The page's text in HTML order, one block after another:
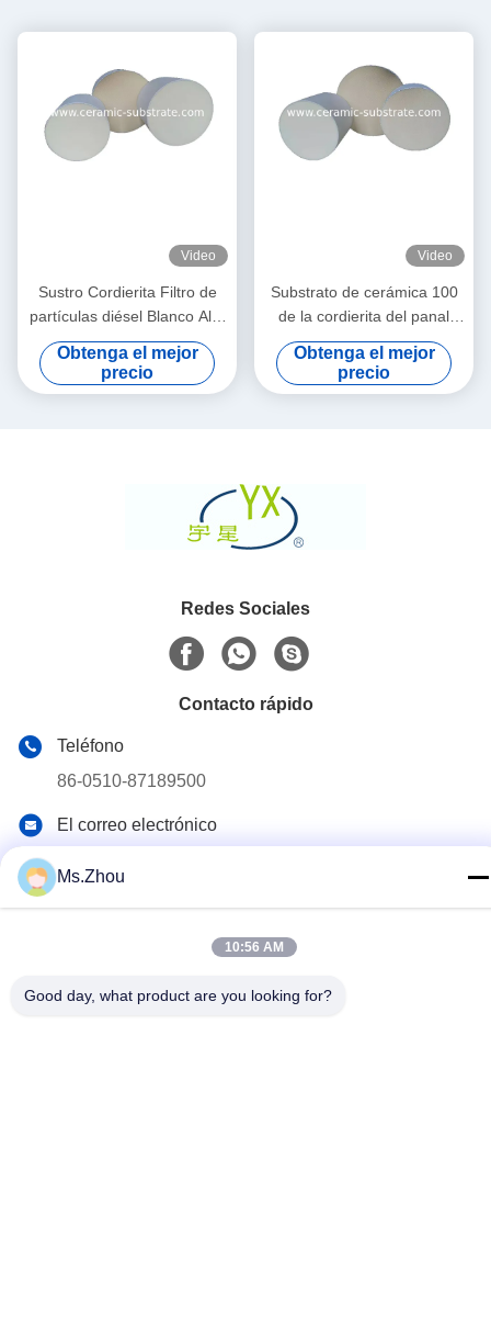
Video
Sustro Cordierita Filtro de
partículas diésel Blanco Alta
porosidad
Obtenga el mejor
precio
Video
Substrato de cerámica 100
de la cordierita del panal
redondo de Dpf densidad de
200 células de CPSI
Obtenga el mejor
precio
Redes Sociales
Contacto rápido
Teléfono
86-0510-87189500
El correo electrónico
Política de privacidad|Mapa del Sitio
Ms.Zhou
10:56 AM
Good day, what product are you looking for?